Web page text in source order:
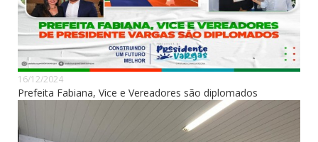
16/12/2024
Prefeita Fabiana, Vice e Vereadores são diplomados